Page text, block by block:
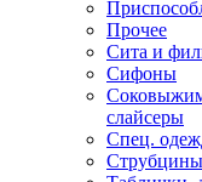
Прочее
Сита и
Сифоны
слайсеры
Спец.